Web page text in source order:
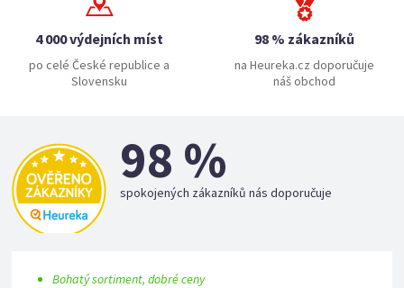
4 000 výdejních míst
po celé České republice a
Slovensku
98 % zákazníků
na Heureka.cz doporučuje
náš obchod
98 %
spokojených zákazníků nás doporučuje
Bohatý sortiment, dobré ceny